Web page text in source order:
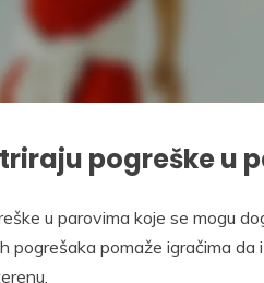
pogreške u
u parovima koje se mogu
pogrešaka pomaže igračima da